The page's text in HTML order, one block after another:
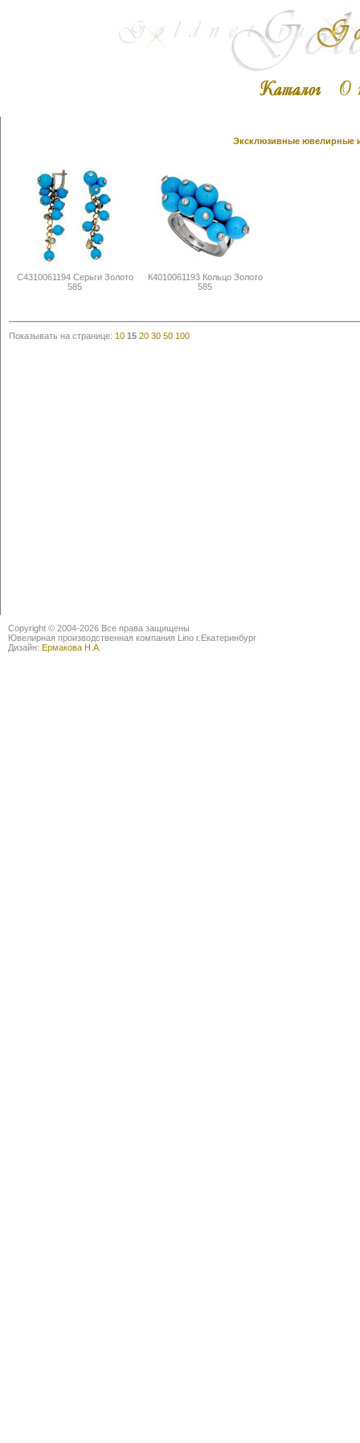
Эксклюзивные ювелирные
С4310061194 Серьги Золото
585
К4010061193 Кольцо Золото
585
Показывать на странице: 10 15 20 30 50 100
Copyright © 2004-2026 Все права защищены
Ювелирная производственная компания Lino г.Екатеринбург
Дизайн: Ермакова Н.А.